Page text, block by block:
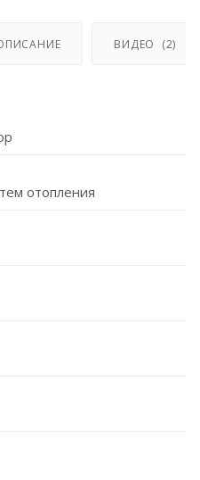
ВИДЕО (2)
отопления